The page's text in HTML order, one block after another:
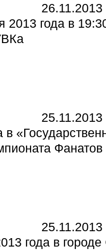
26.11.2013
2013 года в
25.11.2013
в
Фанатов
25.11.2013
года в